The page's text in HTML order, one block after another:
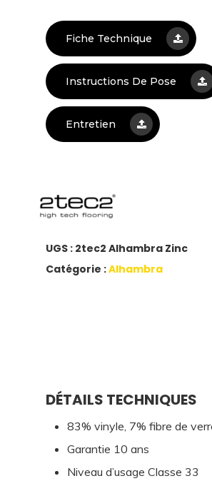
Fiche Technique
Instructions De Pose
Entretien
UGS : 2tec2 Alhambra Zinc
Catégorie :Alhambra
DÉTAILS TECHNIQUES
83% vinyle, 7% fibre de
Garantie 10 ans
Niveau d’usage Classe 33